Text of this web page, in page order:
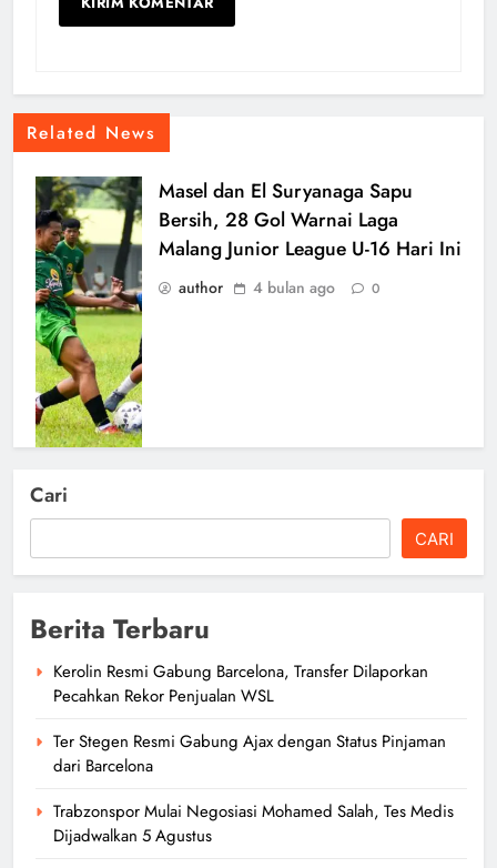
Related News
Masel dan El Suryanaga Sapu
Bersih, 28 Gol Warnai Laga
Malang Junior League U-16 Hari Ini
author 4 bulan ago 0
Pengumuman MJL: Screening,
Pelatihan Medis, dan Technical
Meeting Digelar 15 Februari 2026
Cari
CARI
Berita Terbaru
Kerolin Resmi Gabung Barcelona, Transfer Dilaporkan
Pecahkan Rekor Penjualan WSL
Ter Stegen Resmi Gabung Ajax dengan Status Pinjaman
dari Barcelona
Trabzonspor Mulai Negosiasi Mohamed Salah, Tes Medis
Dijadwalkan 5 Agustus